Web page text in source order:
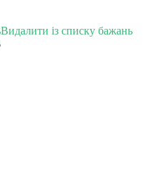
Видалити із списку бажань